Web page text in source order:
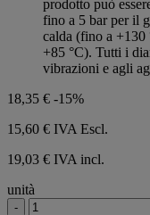
prodotto può
fino a 5 bar per il
calda (fino a +130
+85 °C). Tutti i
vibrazioni e agli
18,35 € -15%
15,60 € IVA Escl.
19,03 € IVA incl.
unità
-